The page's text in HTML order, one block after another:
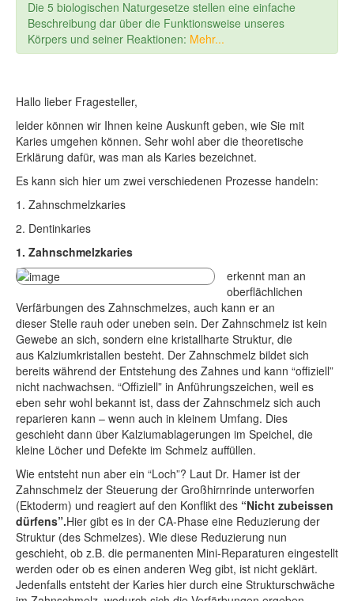
Die 5 biologischen Naturgesetze stellen eine einfache
Beschreibung dar über die Funktionsweise unseres
Körpers und seiner Reaktionen: Mehr...
Hallo lieber Fragesteller,
leider können wir Ihnen keine Auskunft geben, wie Sie mit
Karies umgehen können. Sehr wohl aber die theoretische
Erklärung dafür, was man als Karies bezeichnet.
Es kann sich hier um zwei verschiedenen Prozesse handeln:
1. Zahnschmelzkaries
2. Dentinkaries
1. Zahnschmelzkaries
erkennt man an
oberflächlichen
Verfärbungen des Zahnschmelzes, auch kann er an
dieser Stelle rauh oder uneben sein. Der Zahnschmelz ist kein
Gewebe an sich, sondern eine kristallharte Struktur, die
aus Kalziumkristallen besteht. Der Zahnschmelz bildet sich
bereits während der Entstehung des Zahnes und kann “offiziell”
nicht nachwachsen. “Offiziell” in Anführungszeichen, weil es
eben sehr wohl bekannt ist, dass der Zahnschmelz sich auch
reparieren kann – wenn auch in kleinem Umfang. Dies
geschieht dann über Kalziumablagerungen im Speichel, die
kleine Löcher und Defekte im Schmelz auffüllen.
Wie entsteht nun aber ein “Loch”? Laut Dr. Hamer ist der
Zahnschmelz der Steuerung der Großhirnrinde unterworfen
(Ektoderm) und reagiert auf den Konflikt des “Nicht zubeissen
dürfens”.Hier gibt es in der CA-Phase eine Reduzierung der
Struktur (des Schmelzes). Wie diese Reduzierung nun
geschieht, ob z.B. die permanenten Mini-Reparaturen eingestellt
werden oder ob es einen anderen Weg gibt, ist nicht geklärt.
Jedenfalls entsteht der Karies hier durch eine Strukturschwäche